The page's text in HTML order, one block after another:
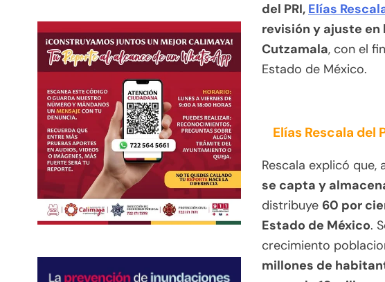
del PRI, Elías
revisión y ajuste
Cutzamala, con el
Estado de México.
Elías Rescala del
Rescala explicó que,
se capta y
distribuye 60 por
Estado de México.
crecimiento
millones de